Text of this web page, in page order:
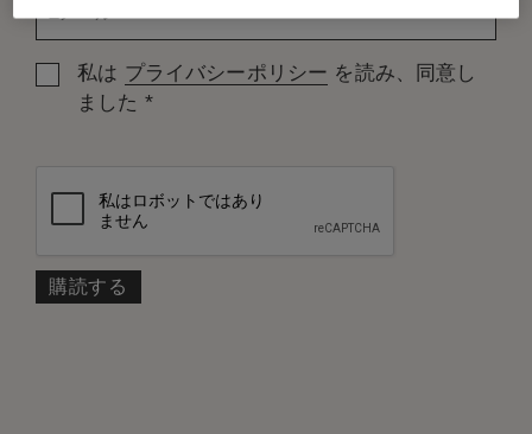
私は プライバシーポリシー を読み、同意し
ました *